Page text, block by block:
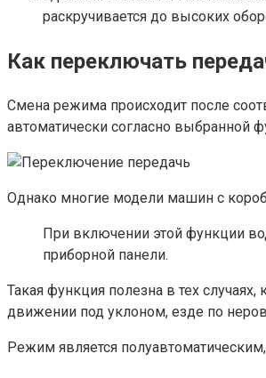
раскручивается до высоких
Как переключать
Смена режима происходит после
автоматически согласно выбранной
Однако многие модели машин с
При включении этой функции
приборной панели.
Такая функция полезна в тех
движении под уклоном, езде по
Режим является